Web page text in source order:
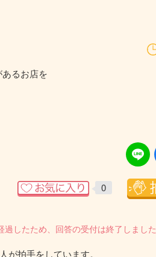
るお店を
0
したため、回答の受付は終了しました
が拍手をしています。